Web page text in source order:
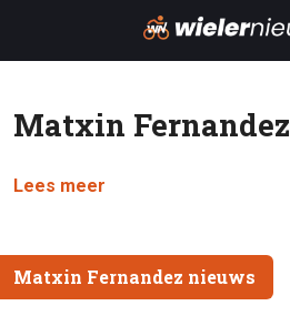
Matxin Fernandez
Lees meer
Matxin Fernandez nieuws